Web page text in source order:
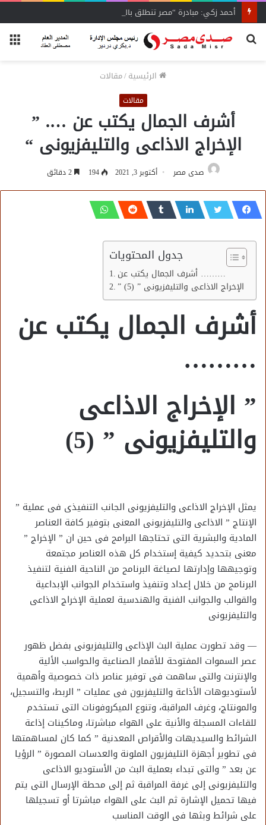
أحمد زكي: مبادرة “مصر تنطلق بالتصدير”
بحث
الرئيسية/مقالات
مقالات
أشرف الجمال يكتب عن …. ”
الإخراج الاذاعى والتليفزيونى “
صدى مصر أكتوبر 3, 2021 194 2 دقائق
جدول المحتويات
أشرف الجمال يكتب عن ………
” الإخراج الاذاعى والتليفزيونى ” (5)
أشرف الجمال يكتب عن
………
” الإخراج الاذاعى
والتليفزيونى ” (5)
يمثل الإخراج الاذاعى والتليفزيونى الجانب التنفيذى فى عملية ”
الإنتاج ” الاذاعى والتليفزيونى المعنى بتوفير كافة العناصر
المادية والبشرية التى تحتاجها البرامج فى حين ان ” الإخراج ”
معنى بتحديد كيفية إستخدام كل هذه العناصر مجتمعة
وتوجيهها وإدارتها لصياغة البرنامج من الناحية الفنية لتنفيذ
البرنامج من خلال إعداد وتنفيذ واستخدام الجوانب الإبداعية
والقوالب والجوانب الفنية والهندسية لعملية الإخراج الاذاعى
والتليفزيونى
— وقد تطورت عملية البث الإذاعى والتليفزيونى بفضل ظهور
عصر السموات المفتوحة للأقمار الصناعية والحواسب الألية
والإنترنت والتى ساهمت فى توفير عناصر ذات خصوصية وأهمية
لأستوديوهات الأذاعة والتليفزيون فى عمليات ” الربط، والتسجيل،
والمونتاج، وغرف المراقبة، وتنوع الميكروفونات التى تستخدم
للقاءات المسجلة والأنية على الهواء مباشرتا، وماكينات إذاعة
الشرائط والسيديهات والأقراص المعدنية ” كما كان لمساهمتها
فى تطوير أجهزة التليفزيون الملونة والعدسات المصورة ” الرؤيا
عن بعد ” والتى تبداء بعملية البث من الأستوديو الاذاعى
والتليفزيونى إلى غرفة المراقبة ثم إلى محطة الإرسال التى يتم
فيها تحميل الإشارة ثم البث على الهواء مباشرتا أو تسجيلها
على شرائط وبثها فى الوقت المناسب